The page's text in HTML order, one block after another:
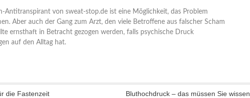
Antitranspirant von sweat-stop.de ist eine Möglichkeit, das Problem
Aber auch der Gang zum Arzt, den viele Betroffene aus falscher Scham
ernsthaft in Betracht gezogen werden, falls psychische Druck
auf den Alltag hat.
die Fastenzeit Bluthochdruck – das müssen Sie wissen